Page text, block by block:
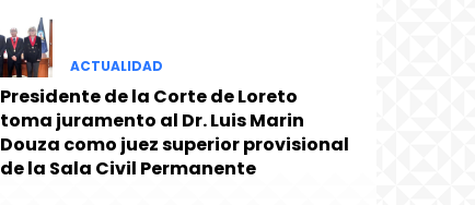
ACTUALIDAD
Presidente de la Corte de Loreto
toma juramento al Dr. Luis Marin
Douza como juez superior provisional
de la Sala Civil Permanente